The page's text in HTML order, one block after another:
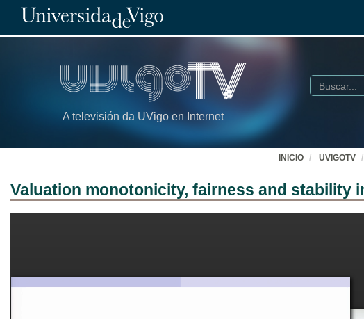
A televisión da UVigo en Internet
Buscar
INICIO UVIGOTV
Valuation monotonicity, fairness and stability